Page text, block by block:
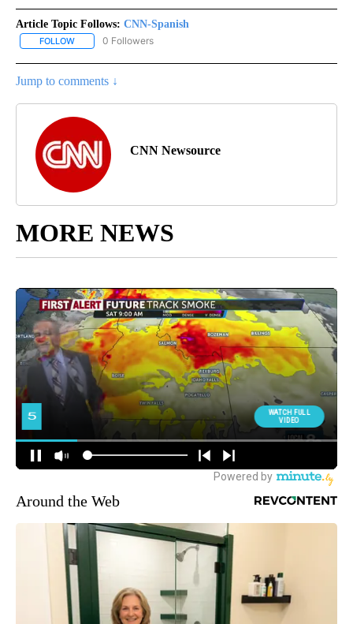
Article Topic Follows: CNN-Spanish
FOLLOW FOLLOW "CNN-SPANISH" TO RECEIVE NOTIFICATIONS ABOUT
0 Followers
Jump to comments ↓
CNN Newsource
MORE NEWS
Around the Web